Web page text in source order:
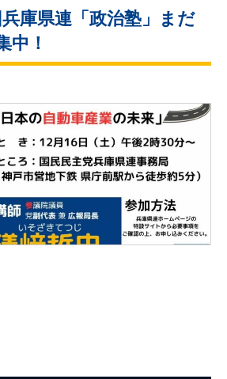
兵庫県連「政治塾」まだ
中！